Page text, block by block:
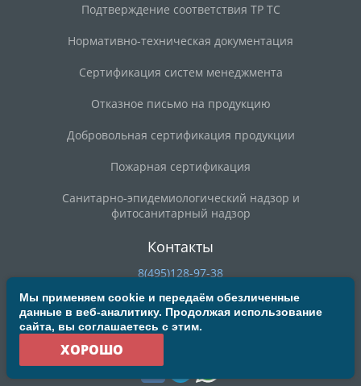
Подтверждение соответствия ТР ТС
Нормативно-техническая документация
Сертификация систем менеджмента
Отказное письмо на продукцию
Добровольная сертификация продукции
Пожарная сертификация
Санитарно-эпидемиологический надзор и
фитосанитарный надзор
Контакты
8(495)128-97-38
8(800)200-90-59
deal@mosrst.ru
ул. Новая Басманная, д. 23Б, строение 20, офис 304/3
Мы применяем cookie и передаём обезличенные
данные в веб-аналитику. Продолжая использование
сайта, вы соглашаетесь с этим.
ХОРОШО